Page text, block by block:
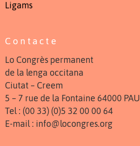
Ligams
Contacte
Lo Congrès permanent
de la lenga occitana
Ciutat – Creem
5 – 7 rue de la Fontaine 64000 PAU
Tel : (00 33) (0)5 32 00 00 64
E-mail : info@locongres.org